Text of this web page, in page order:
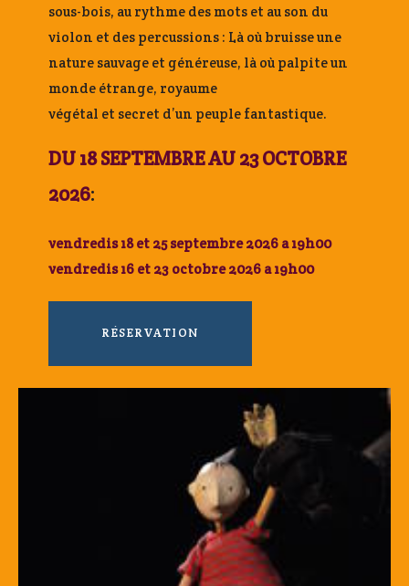
sous-bois, au rythme des mots et au son du
violon et des percussions : Là où bruisse une
nature sauvage et généreuse, là où palpite un
monde étrange, royaume
végétal et secret d’un peuple fantastique.
DU 18 SEPTEMBRE AU 23 OCTOBRE
2026:
vendredis 18 et 25 septembre 2026 a 19h00
vendredis 16 et 23 octobre 2026 a 19h00
RÉSERVATION